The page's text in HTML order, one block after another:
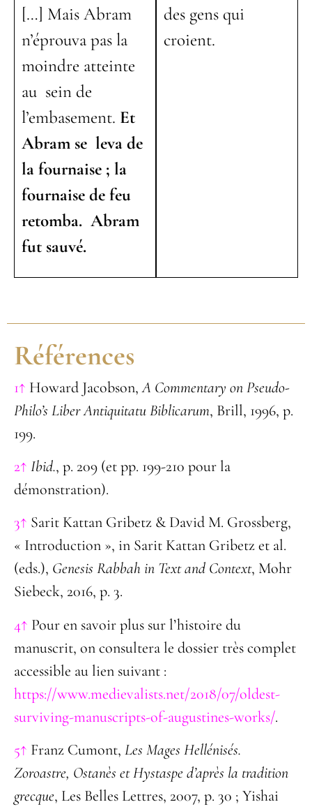
[…] Mais Abram
n’éprouva pas la
moindre atteinte
au sein de
l’embasement. Et
Abram se leva de
la fournaise ; la
fournaise de feu
retomba. Abram
fut sauvé.
des gens qui
croient.
Références
1↑ Howard Jacobson,A Commentary on Pseudo-
Philo’s Liber Antiquitatu Biblicarum, Brill, 1996, p.
199.
2↑ Ibid., p. 209 (et pp. 199-210 pour la
démonstration).
3↑ Sarit Kattan Gribetz & David M. Grossberg,
« Introduction », in Sarit Kattan Gribetz et al.
(eds.), Genesis Rabbah in Text and Context, Mohr
Siebeck, 2016, p. 3.
4↑ Pour en savoir plus sur l’histoire du
manuscrit, on consultera le dossier très complet
accessible au lien suivant :
https://www.medievalists.net/2018/07/oldest-
surviving-manuscripts-of-augustines-works/.
5↑ Franz Cumont, Les Mages Hellénisés.
Zoroastre, Ostanès et Hystaspe d’après la tradition
grecque, Les Belles Lettres, 2007, p. 30 ; Yishai